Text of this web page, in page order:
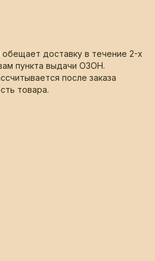
доставку в течение 2-х
пункта выдачи ОЗОН.
после заказа
товара.